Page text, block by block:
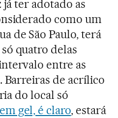
ter adotado as
como um
de São Paulo, terá
quatro delas
entre as
Barreiras de acrílico
do local só
gel, é claro, estará